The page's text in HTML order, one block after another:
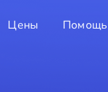
Цены Помощь